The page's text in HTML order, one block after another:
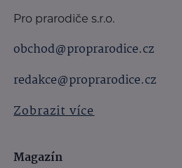
Pro prarodiče s.r.o.
obchod@proprarodice.cz
redakce@proprarodice.cz
Zobrazit více
Magazín